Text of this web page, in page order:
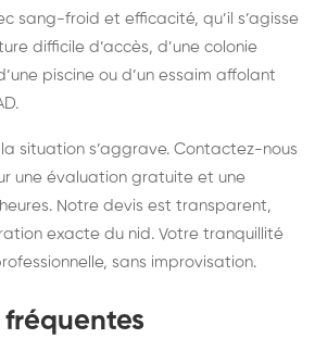
sang-froid et efficacité, qu’il s’agisse
difficile d’accès, d’une colonie
piscine ou d’un essaim affolant
situation s’aggrave. Contactez-nous
une évaluation gratuite et une
Notre devis est transparent,
exacte du nid. Votre tranquillité
sans improvisation.